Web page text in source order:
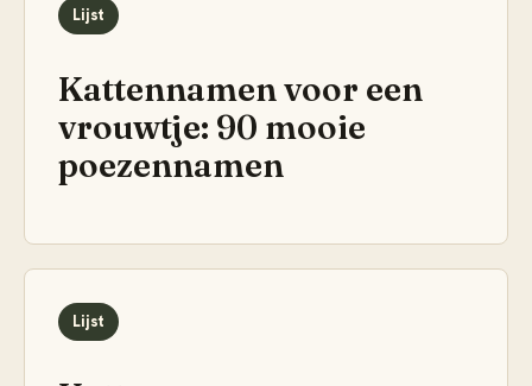
Lijst
Kattennamen voor een
vrouwtje: 90 mooie
poezennamen
Lijst